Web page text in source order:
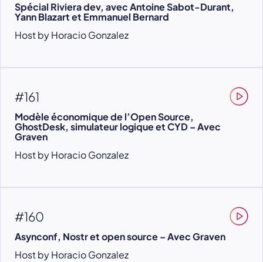
Spécial Riviera dev, avec Antoine Sabot-Durant,
Yann Blazart et Emmanuel Bernard
Host by Horacio Gonzalez
#161
Modèle économique de l’Open Source,
GhostDesk, simulateur logique et CYD – Avec
Graven
Host by Horacio Gonzalez
#160
Asynconf, Nostr et open source – Avec Graven
Host by Horacio Gonzalez